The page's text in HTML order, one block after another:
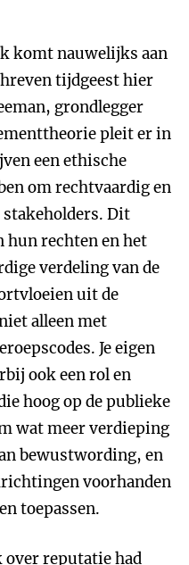
komt nauwelijks aan
tijdgeest hier
grondlegger
pleit er in
een ethische
om rechtvaardig en
stakeholders. Dit
hun rechten en het
verdeling van de
uit de
alleen met
Je eigen
ook een rol en
hoog op de publieke
wat meer verdieping
bewustwording, en
voorhanden
toepassen.
reputatie had